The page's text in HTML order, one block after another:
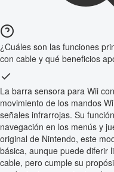
¿Cuáles son las funciones
con cable y qué beneficios
La barra sensora para Wii
movimiento de los mandos
señales infrarrojas. Su
navegación en los menús y
original de Nintendo, este
básica, aunque puede diferir
cable, pero cumple su